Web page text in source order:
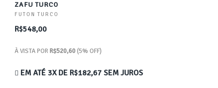
ZAFU TURCO
FUTON TURCO
R$548,00
À VISTA PORR$520,60(5% OFF)
EM ATÉ 3X DE R$182,67 SEM JUROS